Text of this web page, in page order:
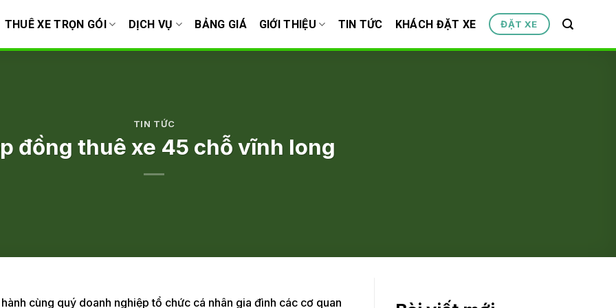
THUÊ XE TRỌN GÓI DỊCH VỤ BẢNG GIÁ GIỚI THIỆU TIN TỨC KHÁCH ĐẶT XE ĐẶT XE
TIN TỨC
đồng thuê xe 45 chỗ vĩnh long
cùng quý doanh nghiệp tổ chức cá nhân gia đình các cơ quan